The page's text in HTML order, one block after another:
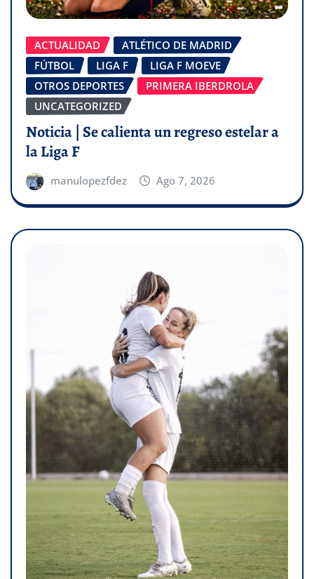
ACTUALIDAD
ATLÉTICO DE MADRID
FÚTBOL
LIGA F
LIGA F MOEVE
OTROS DEPORTES
PRIMERA IBERDROLA
UNCATEGORIZED
Noticia | Se calienta un regreso estelar a
la Liga F
manulopezfdez Ago 7, 2026